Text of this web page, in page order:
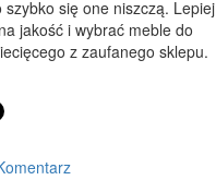
ART. SPOŻYWCZE
SPRZĘT
szybko się one niszczą. Lepiej
jakość i wybrać meble do
z zaufanego sklepu.